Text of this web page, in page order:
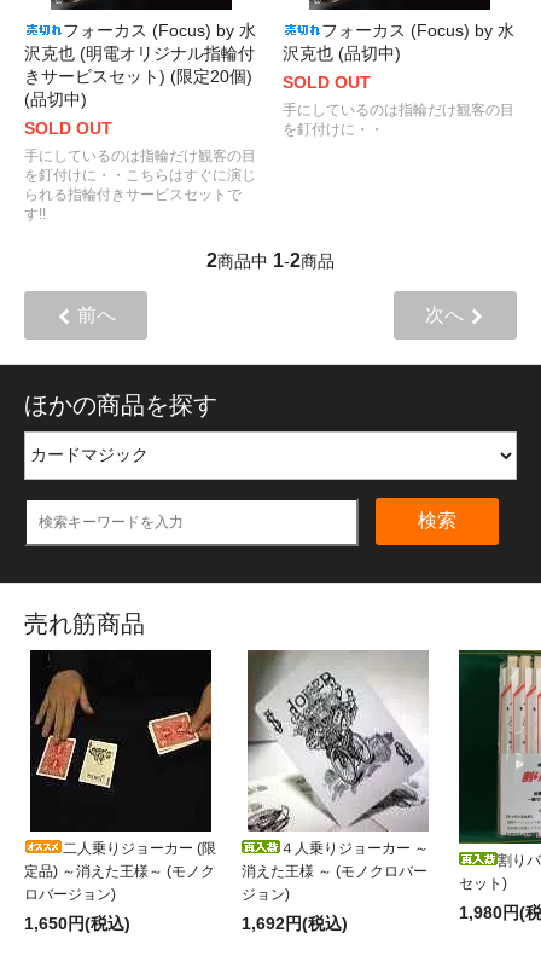
フォーカス (Focus) by 水
沢克也 (明電オリジナル指輪付
きサービスセット) (限定20個)
(品切中)
SOLD OUT
手にしているのは指輪だけ観客の目
を釘付けに・・こちらはすぐに演じ
られる指輪付きサービスセットで
す!!
フォーカス (Focus) by 水
沢克也 (品切中)
SOLD OUT
手にしているのは指輪だけ観客の目
を釘付けに・・
2商品中 1-2商品
前へ 次へ
ほかの商品を探す
検索
売れ筋商品
二人乗りジョーカー (限
定品) ～消えた王様～ (モノク
ロバージョン)
1,650円(税込)
４人乗りジョーカー ～
消えた王様 ～ (モノクロバー
ジョン)
1,692円(税込)
割り
セット)
1,980円(